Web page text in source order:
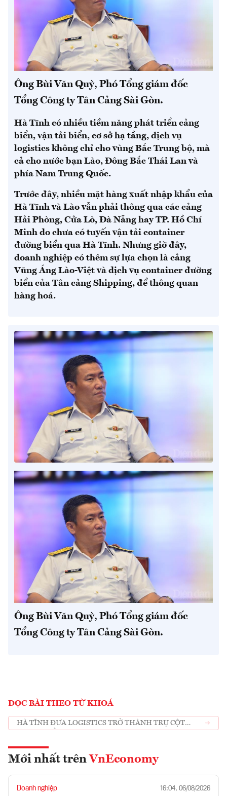
Ông Bùi Văn Quỳ, Phó Tổng giám đốc
Tổng Công ty Tân Cảng Sài Gòn.
Hà Tĩnh có nhiều tiềm năng phát triển cảng
biển, vận tải biển, cơ sở hạ tầng, dịch vụ
logistics không chỉ cho vùng Bắc Trung bộ, mà
cả cho nước bạn Lào, Đông Bắc Thái Lan và
phía Nam Trung Quốc.
Trước đây, nhiều mặt hàng xuất nhập khẩu của
Hà Tĩnh và Lào vẫn phải thông qua các cảng
Hải Phòng, Cửa Lò, Đà Nẵng hay TP. Hồ Chí
Minh do chưa có tuyến vận tải container
đường biển qua Hà Tĩnh. Nhưng giờ đây,
doanh nghiệp có thêm sự lựa chọn là cảng
Vũng Áng Lào-Việt và dịch vụ container đường
biển của Tân cảng Shipping, để thông quan
hàng hoá.
Ông Bùi Văn Quỳ, Phó Tổng giám đốc
Tổng Công ty Tân Cảng Sài Gòn.
ĐỌC BÀI THEO TỪ KHOÁ
HÀ TĨNH ĐƯA LOGISTICS TRỞ THÀNH TRỤ CỘT
Mới nhất trên VnEconomy
Doanh nghiệp 16:04, 06/08/2026